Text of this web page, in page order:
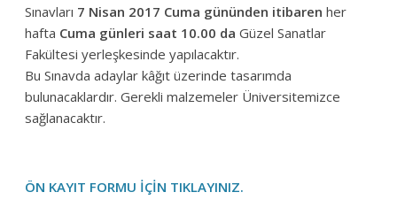
Sınavları 7 Nisan 2017 Cuma gününden itibaren her
hafta Cuma günleri saat 10.00 da Güzel Sanatlar
Fakültesi yerleşkesinde yapılacaktır.
Bu Sınavda adaylar kâğıt üzerinde tasarımda
bulunacaklardır. Gerekli malzemeler Üniversitemizce
sağlanacaktır.
ÖN KAYIT FORMU İÇİN TIKLAYINIZ.